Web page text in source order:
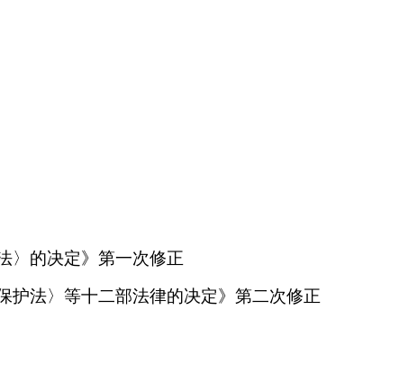
〉的决定》第一次修正
护法〉等十二部法律的决定》第二次修正